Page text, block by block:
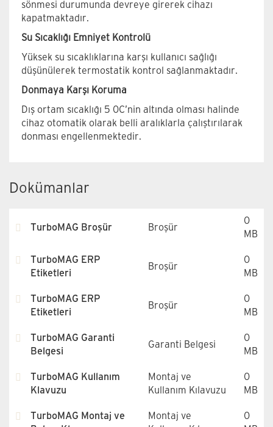
sönmesi durumunda devreye girerek cihazı
kapatmaktadır.
Su Sıcaklığı Emniyet Kontrolü
Yüksek su sıcaklıklarına karşı kullanıcı sağlığı
düşünülerek termostatik kontrol sağlanmaktadır.
Donmaya Karşı Koruma
Dış ortam sıcaklığı 5 0C’nin altında olması halinde
cihaz otomatik olarak belli aralıklarla çalıştırılarak
donması engellenmektedir.
Dokümanlar
TurboMAG Broşür Broşür
0
MB
TurboMAG ERP
Etiketleri
Broşür
0
MB
TurboMAG ERP
Etiketleri
Broşür
0
MB
TurboMAG Garanti
Belgesi
Garanti Belgesi
0
MB
TurboMAG Kullanım
Klavuzu
Montaj ve
Kullanım Kılavuzu
0
MB
TurboMAG Montaj ve
Montaj ve
0